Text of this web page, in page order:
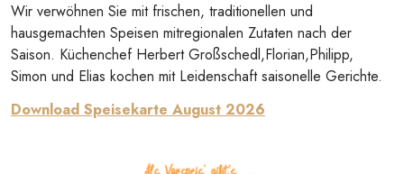
Wir verwöhnen Sie mit frischen, traditionellen und
hausgemachten Speisen mitregionalen Zutaten nach der
Saison. Küchenchef Herbert Großschedl,Florian,Philipp,
Simon und Elias kochen mit Leidenschaft saisonelle Gerichte.
Download Speisekarte August 2026